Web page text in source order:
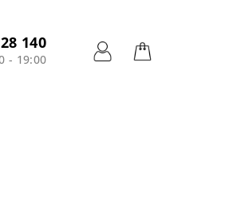
140
- 19:00